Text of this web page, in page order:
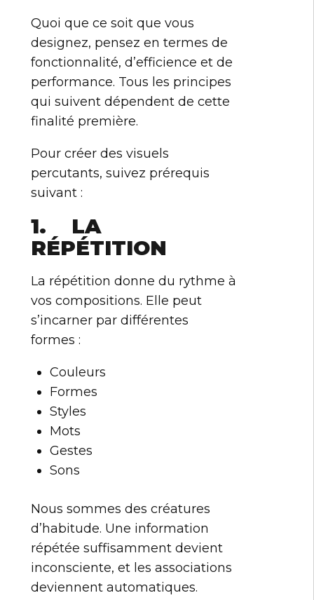
Quoi que ce soit que vous
designez, pensez en termes de
fonctionnalité, d’efficience et de
performance. Tous les principes
qui suivent dépendent de cette
finalité première.
Pour créer des visuels
percutants, suivez prérequis
suivant :
1. LA
RÉPÉTITION
La répétition donne du rythme à
vos compositions. Elle peut
s’incarner par différentes
formes :
Couleurs
Formes
Styles
Mots
Gestes
Sons
Nous sommes des créatures
d’habitude. Une information
répétée suffisamment devient
inconsciente, et les associations
deviennent automatiques.